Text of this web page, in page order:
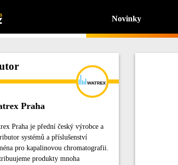
Novinky
Praha
Praha je přední český výrobce a
systémů a příslušenství
pro kapalinovou chromatografii.
produkty mnoha